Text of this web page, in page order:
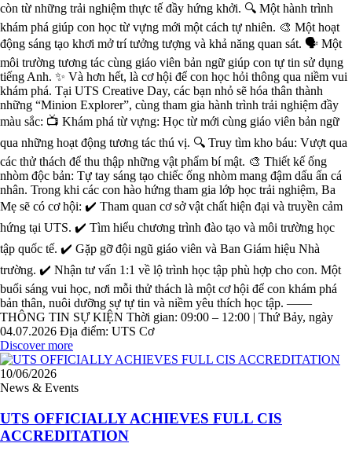
còn từ những trải nghiệm thực tế đầy hứng khởi. 🔍 Một hành trình
khám phá giúp con học từ vựng mới một cách tự nhiên. 🎨 Một hoạt
động sáng tạo khơi mở trí tưởng tượng và khả năng quan sát. 🗣️ Một
môi trường tương tác cùng giáo viên bản ngữ giúp con tự tin sử dụng
tiếng Anh. ✨ Và hơn hết, là cơ hội để con học hỏi thông qua niềm vui
khám phá. Tại UTS Creative Day, các bạn nhỏ sẽ hóa thân thành
những “Minion Explorer”, cùng tham gia hành trình trải nghiệm đầy
màu sắc: 📺 Khám phá từ vựng: Học từ mới cùng giáo viên bản ngữ
qua những hoạt động tương tác thú vị. 🔍 Truy tìm kho báu: Vượt qua
các thử thách để thu thập những vật phẩm bí mật. 🎨 Thiết kế ống
nhòm độc bản: Tự tay sáng tạo chiếc ống nhòm mang đậm dấu ấn cá
nhân. Trong khi các con hào hứng tham gia lớp học trải nghiệm, Ba
Mẹ sẽ có cơ hội: ✔️ Tham quan cơ sở vật chất hiện đại và truyền cảm
hứng tại UTS. ✔️ Tìm hiểu chương trình đào tạo và môi trường học
tập quốc tế. ✔️ Gặp gỡ đội ngũ giáo viên và Ban Giám hiệu Nhà
trường. ✔️ Nhận tư vấn 1:1 về lộ trình học tập phù hợp cho con. Một
buổi sáng vui học, nơi mỗi thử thách là một cơ hội để con khám phá
bản thân, nuôi dưỡng sự tự tin và niềm yêu thích học tập. ——
THÔNG TIN SỰ KIỆN Thời gian: 09:00 – 12:00 | Thứ Bảy, ngày
04.07.2026 Địa điểm: UTS Cơ
Discover more
10/06/2026
News & Events
UTS OFFICIALLY ACHIEVES FULL CIS
ACCREDITATION